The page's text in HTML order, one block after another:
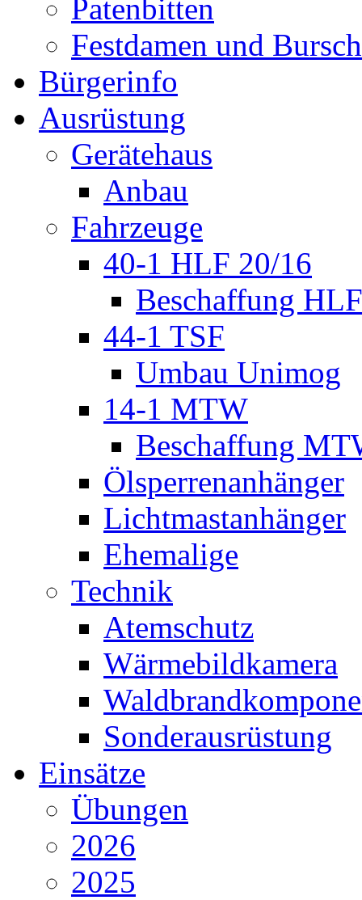
Patenbitten
Festdamen und
Bürgerinfo
Ausrüstung
Gerätehaus
Anbau
Fahrzeuge
40-1 HLF 20/16
Beschaffung HLF
44-1 TSF
Umbau Unimog
14-1 MTW
Beschaffung
Ölsperrenanhänger
Lichtmastanhänger
Ehemalige
Technik
Atemschutz
Wärmebildkamera
Sonderausrüstung
Einsätze
Übungen
2026
2025